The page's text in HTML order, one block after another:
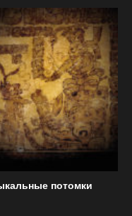
потомки